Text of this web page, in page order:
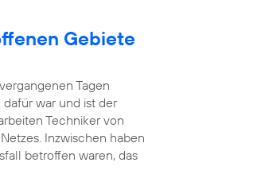
Gebiete
Tagen
war und ist der
Techniker von
Netzes. Inzwischen haben
betroffen waren, das